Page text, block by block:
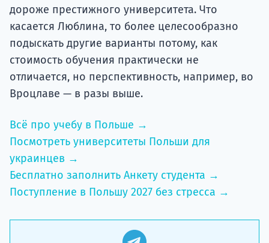
дороже престижного университета. Что
касается Люблина, то более целесообразно
подыскать другие варианты потому, как
стоимость обучения практически не
отличается, но перспективность, например, во
Вроцлаве — в разы выше.
Всё про учебу в Польше →
Посмотреть университеты Польши для
украинцев →
Бесплатно заполнить Анкету студента →
Поступление в Польшу 2027 без стресса →